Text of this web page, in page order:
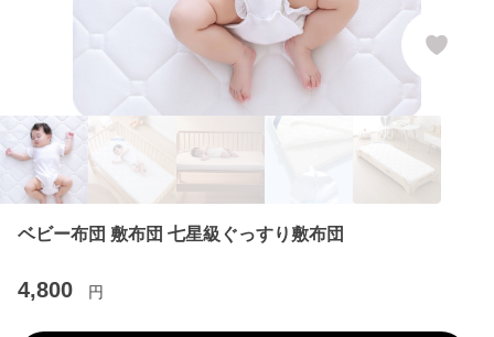
ベビー布団 敷布団 七星級ぐっすり敷布団
4,800 円